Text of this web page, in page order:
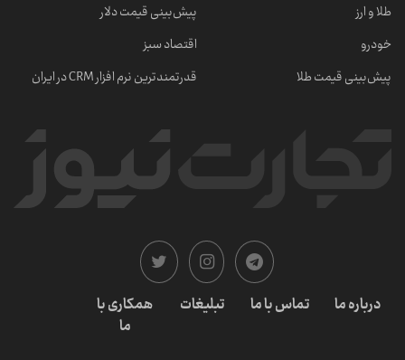
طلا و ارز
خودرو
پیش‌بینی قیمت طلا
پیش‌بینی قیمت دلار
اقتصاد سبز
قدرتمندترین نرم‌ افزار CRM در ایران
درباره ما تماس با ما تبلیغات
همکاری با
ما